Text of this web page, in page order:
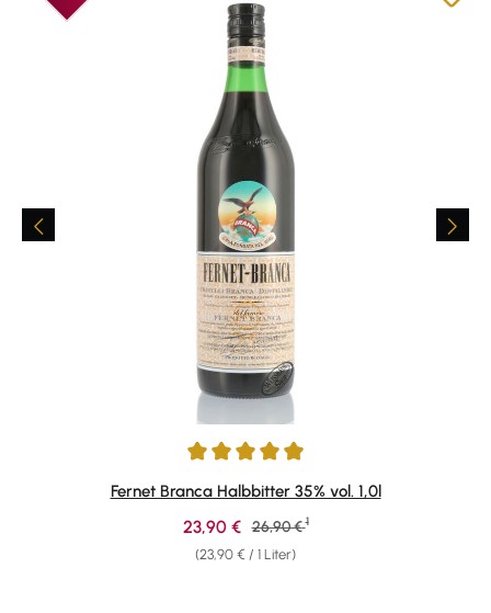
Durchschnittliche Bewertung von 4.94 von 5 Sternen
Fernet Branca Halbbitter 35% vol. 1,0l
(23,90 € / 1 Liter)
Verkaufspreis:
23,90 € Regulärer Preis:
26,90 € 1